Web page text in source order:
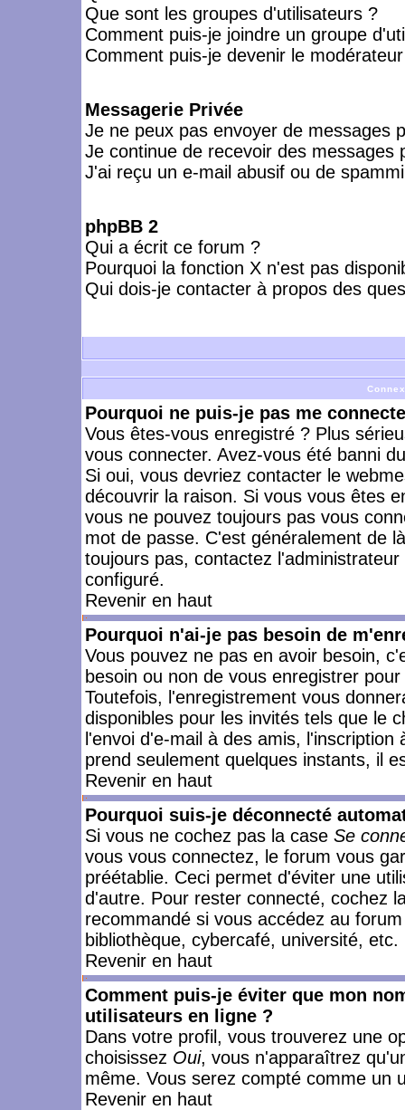
Que sont les groupes d'utilisateurs ?
Comment puis-je joindre un groupe
Comment puis-je devenir le
Messagerie Privée
Je ne peux pas envoyer de messages
Je continue de recevoir des messages
J'ai reçu un e-mail abusif ou de
phpBB 2
Qui a écrit ce forum ?
Pourquoi la fonction X n'est pas
Qui dois-je contacter à propos des
Pourquoi ne puis-je pas me
Vous êtes-vous enregistré ? Plus
vous connecter. Avez-vous été banni
Si oui, vous devriez contacter le
découvrir la raison. Si vous vous êtes
vous ne pouvez toujours pas vous
mot de passe. C'est généralement de
toujours pas, contactez
configuré.
Revenir en haut
Pourquoi n'ai-je pas besoin de
Vous pouvez ne pas en avoir besoin,
besoin ou non de vous enregistrer
Toutefois, l'enregistrement vous
disponibles pour les invités tels que le
l'envoi d'e-mail à des amis,
prend seulement quelques instants, il
Revenir en haut
Pourquoi suis-je déconnecté
Si vous ne cochez pas la case Se
vous vous connectez, le forum vous
préétablie. Ceci permet d'éviter une
d'autre. Pour rester connecté, cochez
recommandé si vous accédez au
bibliothèque, cybercafé, université, etc.
Revenir en haut
Comment puis-je éviter que mon
utilisateurs en ligne ?
Dans votre profil, vous trouverez une
choisissez Oui, vous n'apparaîtrez
même. Vous serez compté comme un
Revenir en haut